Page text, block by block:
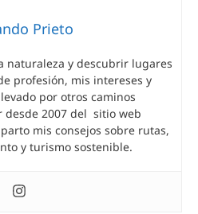
Prieto
naturaleza y descubrir lugares
profesión, mis intereses y
por otros caminos
desde 2007 del sitio web
mis consejos sobre rutas,
y turismo sostenible.